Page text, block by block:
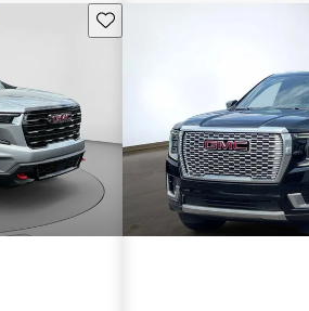
Guarda este Aviso